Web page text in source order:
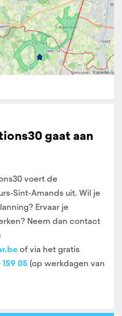
gaat aan
voert de
Sint-Amands uit. Wil je
Ervaar je
Neem dan contact
of via het gratis
05 (op werkdagen van